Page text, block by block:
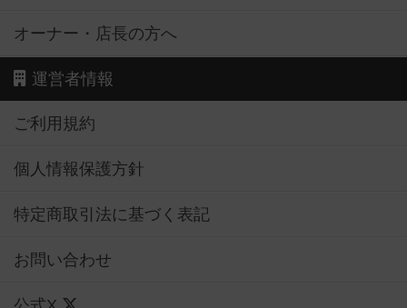
オーナー・店長の方へ
運営者情報
ご利用規約
個人情報保護方針
特定商取引法に基づく表記
お問い合わせ